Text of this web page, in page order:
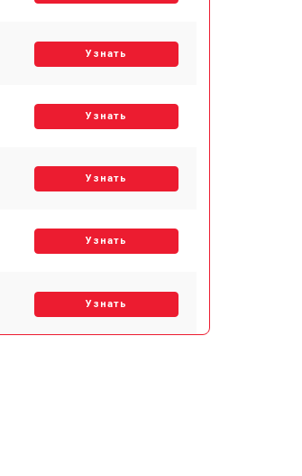
Узнать
Узнать
Узнать
Узнать
Узнать